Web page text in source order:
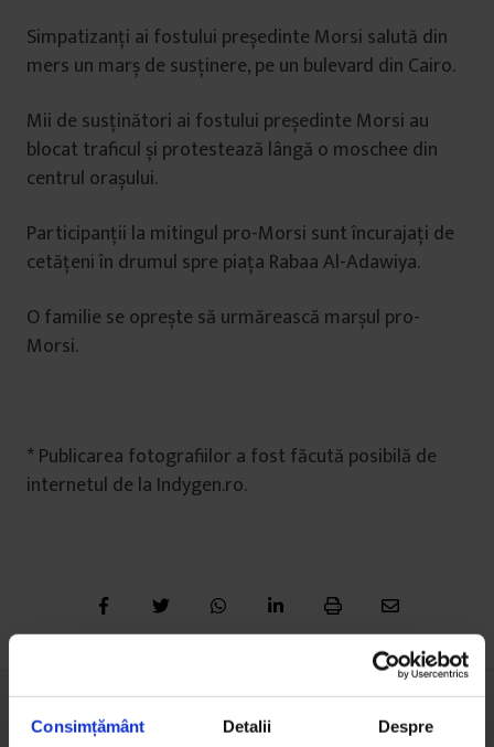
Consimțământ Detalii Despre
Simpatizanți ai fostului președinte Morsi salută din
mers un marș de susținere, pe un bulevard din Cairo.
Mii de susținători ai fostului președinte Morsi au
blocat traficul și protestează lângă o moschee din
centrul orașului.
Participanții la mitingul pro-Morsi sunt încurajați de
cetățeni în drumul spre piața Rabaa Al-Adawiya.
O familie se oprește să urmărească marșul pro-
Morsi.
* Publicarea fotografiilor a fost făcută posibilă de
internetul de la Indygen.ro.